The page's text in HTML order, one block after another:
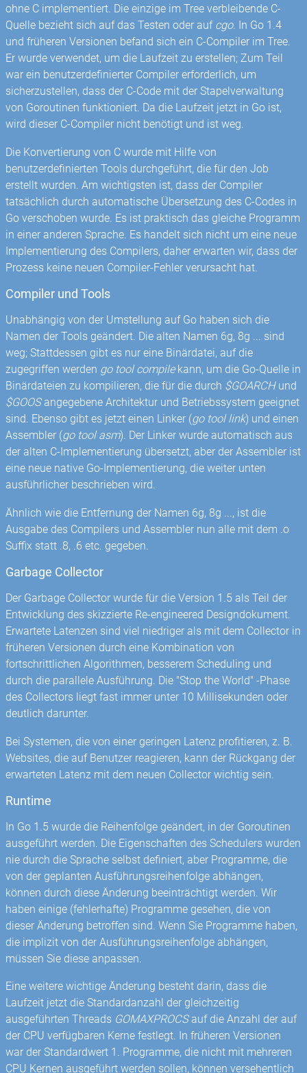
ohne C implementiert. Die einzige im Tree verbleibende C-
Quelle bezieht sich auf das Testen oder auf cgo. In Go 1.4
und früheren Versionen befand sich ein C-Compiler im Tree.
Er wurde verwendet, um die Laufzeit zu erstellen; Zum Teil
war ein benutzerdefinierter Compiler erforderlich, um
sicherzustellen, dass der C-Code mit der Stapelverwaltung
von Goroutinen funktioniert. Da die Laufzeit jetzt in Go ist,
wird dieser C-Compiler nicht benötigt und ist weg.
Die Konvertierung von C wurde mit Hilfe von
benutzerdefinierten Tools durchgeführt, die für den Job
erstellt wurden. Am wichtigsten ist, dass der Compiler
tatsächlich durch automatische Übersetzung des C-Codes in
Go verschoben wurde. Es ist praktisch das gleiche Programm
in einer anderen Sprache. Es handelt sich nicht um eine neue
Implementierung des Compilers, daher erwarten wir, dass der
Prozess keine neuen Compiler-Fehler verursacht hat.
Compiler und Tools
Unabhängig von der Umstellung auf Go haben sich die
Namen der Tools geändert. Die alten Namen 6g, 8g ... sind
weg; Stattdessen gibt es nur eine Binärdatei, auf die
zugegriffen werden go tool compilekann, um die Go-Quelle in
Binärdateien zu kompilieren, die für die durch $GOARCHund
$GOOSangegebene Architektur und Betriebssystem geeignet
sind. Ebenso gibt es jetzt einen Linker (go tool link) und einen
Assembler (go tool asm). Der Linker wurde automatisch aus
der alten C-Implementierung übersetzt, aber der Assembler ist
eine neue native Go-Implementierung, die weiter unten
ausführlicher beschrieben wird.
Ähnlich wie die Entfernung der Namen 6g, 8g ..., ist die
Ausgabe des Compilers und Assembler nun alle mit dem .o
Suffix statt .8, .6 etc. gegeben.
Garbage Collector
Der Garbage Collector wurde für die Version 1.5 als Teil der
Entwicklung des skizzierte Re-engineered Designdokument.
Erwartete Latenzen sind viel niedriger als mit dem Collector in
früheren Versionen durch eine Kombination von
fortschrittlichen Algorithmen, besserem Scheduling und
durch die parallele Ausführung. Die "Stop the World" -Phase
des Collectors liegt fast immer unter 10 Millisekunden oder
deutlich darunter.
Bei Systemen, die von einer geringen Latenz profitieren, z. B.
Websites, die auf Benutzer reagieren, kann der Rückgang der
erwarteten Latenz mit dem neuen Collector wichtig sein.
Runtime
In Go 1.5 wurde die Reihenfolge geändert, in der Goroutinen
ausgeführt werden. Die Eigenschaften des Schedulers wurden
nie durch die Sprache selbst definiert, aber Programme, die
von der geplanten Ausführungsreihenfolge abhängen,
können durch diese Änderung beeinträchtigt werden. Wir
haben einige (fehlerhafte) Programme gesehen, die von
dieser Änderung betroffen sind. Wenn Sie Programme haben,
die implizit von der Ausführungsreihenfolge abhängen,
müssen Sie diese anpassen.
Eine weitere wichtige Änderung besteht darin, dass die
Laufzeit jetzt die Standardanzahl der gleichzeitig
ausgeführten Threads GOMAXPROCSauf die Anzahl der auf
der CPU verfügbaren Kerne festlegt. In früheren Versionen
war der Standardwert 1. Programme, die nicht mit mehreren
CPU Kernen ausgeführt werden sollen, können versehentlich